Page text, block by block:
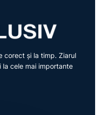
corect și la timp. Ziarul
cele mai importante